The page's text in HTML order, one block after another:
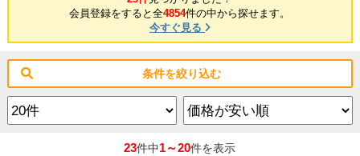
会員登録をすると全4854件の中から探せます。
今すぐ見る
条件を絞り込む
23件中1～20件を表示